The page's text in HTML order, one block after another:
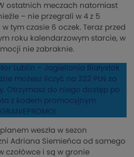
ostatnich meczach natomiast
– nie przegrali w 4 z 5
tym czasie 6 oczek. Teraz przed
roku kalendarzowym starcie, w
nie zabraknie.
Lublin – Jagiellonia Białystok
możesz liczyć na 222 PLN za
Otrzymasz do niego dostęp po
z kodem promocyjnym
weszła w sezon
Adriana Siemieńca od samego
czołówce i są w gronie